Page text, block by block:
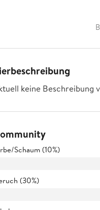
keine Beschreibung
Schaum (10%)
(30%)